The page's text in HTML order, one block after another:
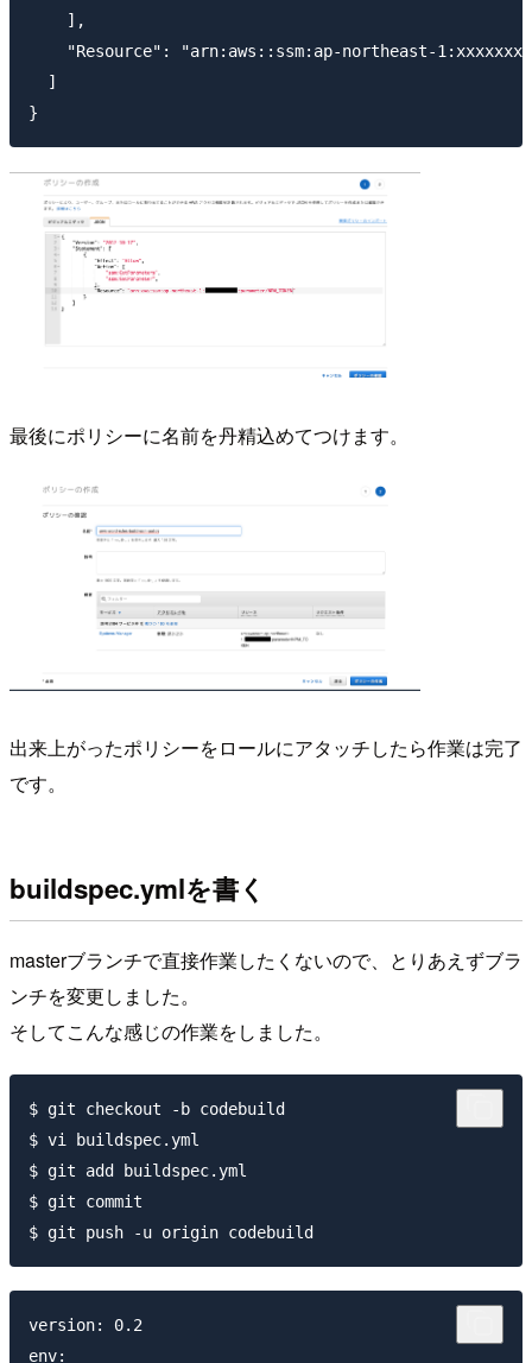
    ],
"Resource": "arn:aws::ssm:ap-northeast-
  ]
最後にポリシーに名前を丹精込めてつけます。
出来上がったポリシーをロールにアタッチしたら作業は完了
です。
buildspec.ymlを書く
masterブランチで直接作業したくないので、とりあえずブラ
ンチを変更しました。
そしてこんな感じの作業をしました。
$ git checkout -b codebuild
$ vi buildspec.yml
$ git add buildspec.yml
$ git commit
version: 0.2
env: